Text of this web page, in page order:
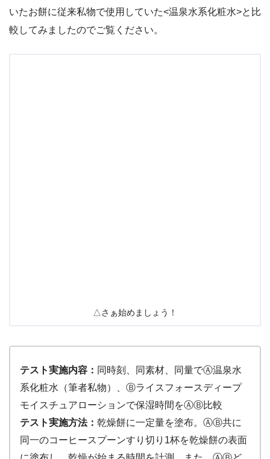
いたお餅に従来私物で使用していた<温泉水系化粧水>と比
較してみましたのでご覧ください。
△さぁ始めましょう！
テスト実施内容： 同時刻、同素材、同量でⒶ温泉水
系化粧水（筆者私物）、Ⓑライスフォースディープ
モイスチュアローションで保湿時間をⒶⒷ比較
テスト実施方法： 乾燥餅に一定量を塗布。ⒶⒷ共に
同一のコーヒースプーンすり切り1杯を乾燥餅の表面